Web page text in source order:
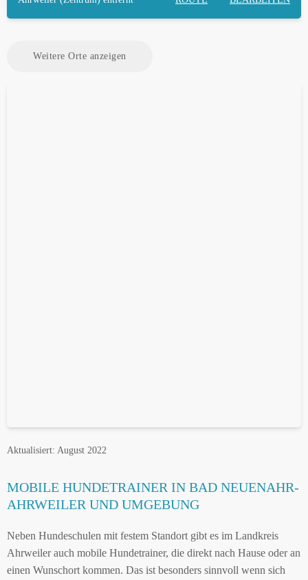
Weitere Orte anzeigen
Aktualisiert: August 2022
MOBILE HUNDETRAINER IN BAD NEUENAHR-
AHRWEILER UND UMGEBUNG
Neben Hundeschulen mit festem Standort gibt es im Landkreis
Ahrweiler auch mobile Hundetrainer, die direkt nach Hause oder an
einen Wunschort kommen. Das ist besonders sinnvoll wenn sich